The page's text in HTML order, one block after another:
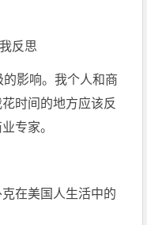
反思
影响。我个人和商
时间的地方应该反
专家。
在美国人生活中的